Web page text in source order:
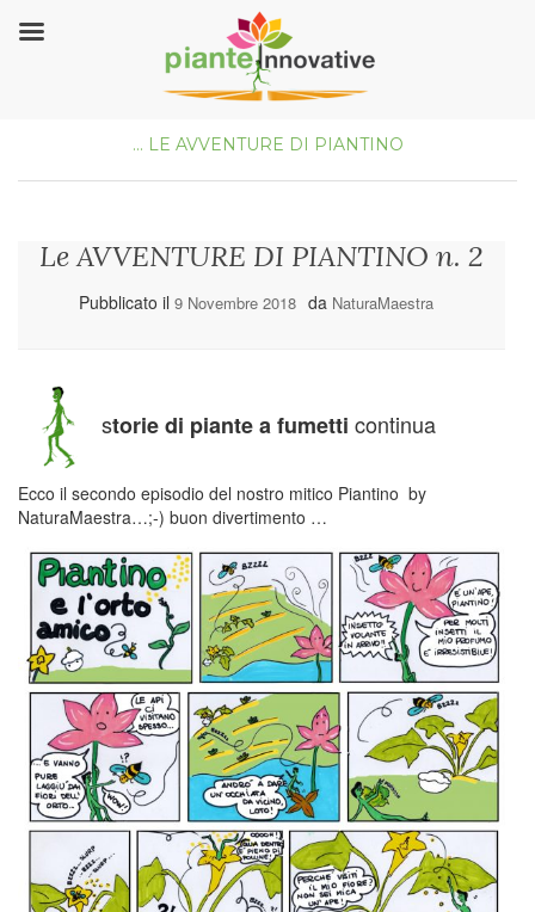
... LE AVVENTURE DI PIANTINO
Le AVVENTURE DI PIANTINO n. 2
Pubblicato il 9 Novembre 2018 da NaturaMaestra
storie di piante a fumetti continua
Ecco il secondo episodio del nostro mitico Piantino by
NaturaMaestra…;-) buon divertimento …